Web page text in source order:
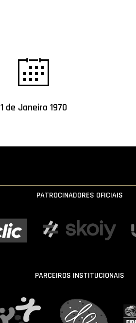
1 de Janeiro 1970
PATROCINADORES OFICIAIS
PARCEIROS INSTITUCIONAIS